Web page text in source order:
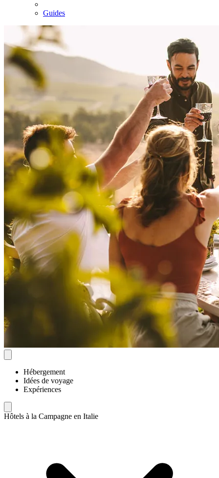
Guides
Hébergement
Idées de voyage
Expériences
Hôtels à la Campagne en Italie